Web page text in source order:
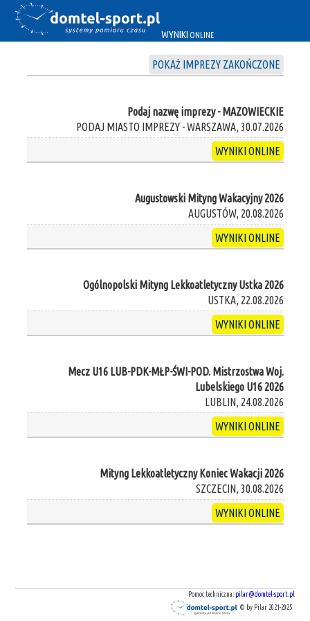
WYNIKI ONLINE
POKAŻ IMPREZY ZAKOŃCZONE
Podaj nazwę imprezy - MAZOWIECKIE
PODAJ MIASTO IMPREZY - WARSZAWA, 30.07.2026
WYNIKI ONLINE
Augustowski Mityng Wakacyjny 2026
AUGUSTÓW, 20.08.2026
WYNIKI ONLINE
Ogólnopolski Mityng Lekkoatletyczny Ustka 2026
USTKA, 22.08.2026
WYNIKI ONLINE
Mecz U16 LUB-PDK-MŁP-ŚWI-POD. Mistrzostwa Woj.
Lubelskiego U16 2026
LUBLIN, 24.08.2026
WYNIKI ONLINE
Mityng Lekkoatletyczny Koniec Wakacji 2026
SZCZECIN, 30.08.2026
WYNIKI ONLINE
Pomoc techniczna: pilar@domtel-sport.pl
© by Pilar 2021-2025